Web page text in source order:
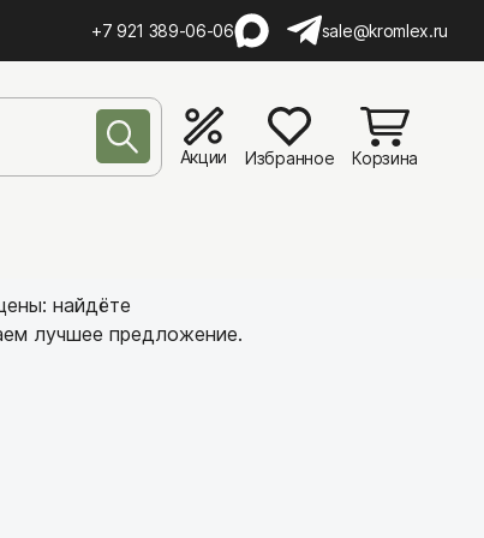
+7 921 389-06-06 sale@kromlex.ru
Акции Избранное Корзина
найдёте
лучшее предложение.